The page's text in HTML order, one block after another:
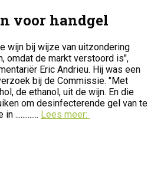
voor handgel
wijn bij wijze van uitzondering
omdat de markt verstoord is",
Eric Andrieu. Hij was een
bij de Commissie. "Met
de ethanol, uit de wijn. En die
om desinfecterende gel van te
............. Lees meer: